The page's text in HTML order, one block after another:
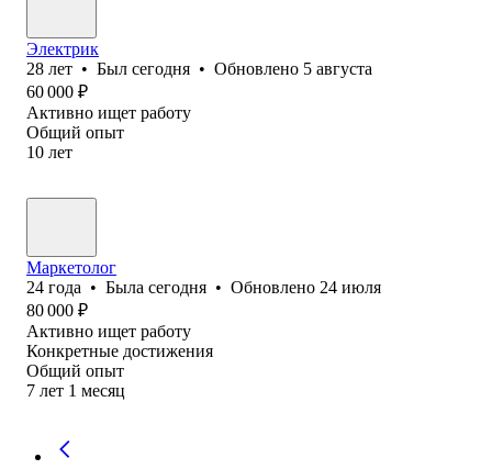
Электрик
28 лет • Был сегодня • Обновлено 5 августа
60 000 ₽
Активно ищет работу
Общий опыт
10 лет
Маркетолог
24 года • Была сегодня • Обновлено 24 июля
80 000 ₽
Активно ищет работу
Конкретные достижения
Общий опыт
7 лет 1 месяц